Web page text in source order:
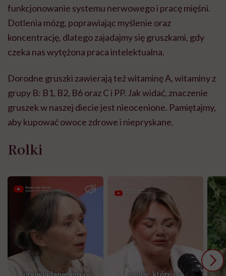
funkcjonowanie systemu nerwowego i pracę mięśni.
Dotlenia mózg, poprawiając myślenie oraz
koncentrację, dlatego zajadajmy się gruszkami, gdy
czeka nas wytężona praca intelektualna.
Dorodne gruszki zawierają też witaminę A, witaminy z
grupy B: B1, B2, B6 oraz C i PP. Jak widać, znaczenie
gruszek w naszej diecie jest nieocenione. Pamiętajmy,
aby kupować owoce zdrowe i niepryskane.
Rolki